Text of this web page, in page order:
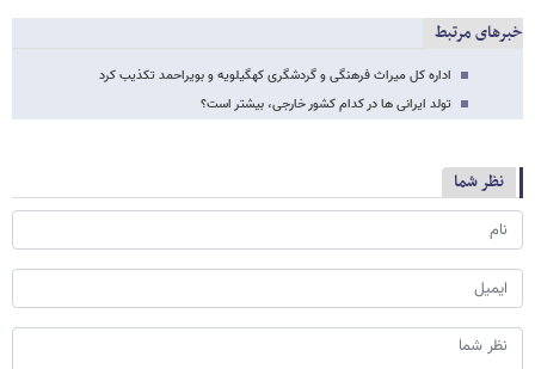
خبرهای مرتبط
اداره کل میراث فرهنگی و گردشگری کهگیلویه و بویراحمد تکذیب کرد
تولد ایرانی ها در کدام کشور خارجی، بیشتر است؟
نظر شما